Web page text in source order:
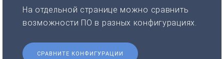
На отдельной странице можно сравнить
возможности ПО в разных конфигурациях.
СРАВНИТЕ КОНФИГУРАЦИИ